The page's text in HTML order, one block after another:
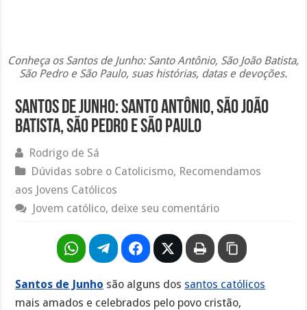
Conheça os Santos de Junho: Santo Antônio, São João Batista,
São Pedro e São Paulo, suas histórias, datas e devoções.
Santos de Junho: Santo Antônio, São João
Batista, São Pedro e São Paulo
Rodrigo de Sá
Dúvidas sobre o Catolicismo, Recomendamos
aos Jovens Católicos
Jovem católico, deixe seu comentário
Santos de Junho são alguns dos santos católicos
mais amados e celebrados pelo povo cristão,